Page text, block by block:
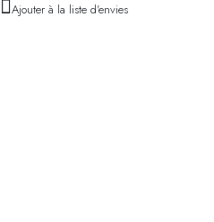
initial
actuel
Ajouter à la liste d'envies